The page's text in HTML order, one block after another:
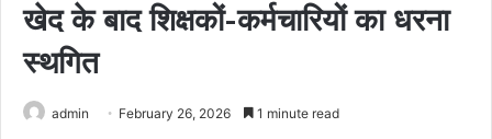
खेद के बाद शिक्षकों-कर्मचारियों का धरना
स्थगित
admin February 26, 2026 1 minute read